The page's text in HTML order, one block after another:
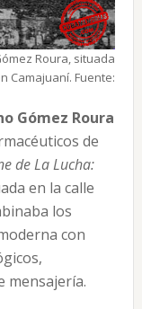
Roura, situada
Camajuaní. Fuente:
Gómez Roura
de
de La Lucha:
en la calle
los
con
mensajería.